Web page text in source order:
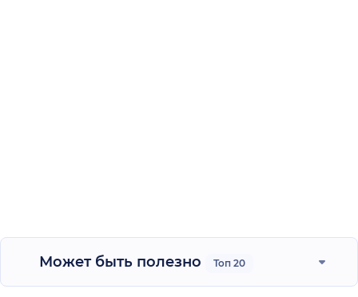
Может быть полезно Топ 20